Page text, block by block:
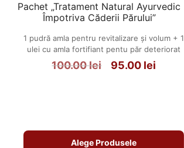
Pachet „Tratament Natural Ayurvedic
Împotriva Căderii Părului”
1 pudră amla pentru revitalizare și volum + 1
ulei cu amla fortifiant pentu păr deteriorat
100.00lei
Prețul
95.00 lei
Prețul
Alege Produsele